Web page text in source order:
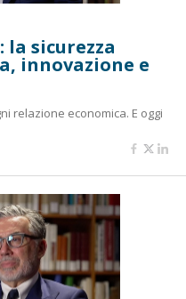
la sicurezza
innovazione e
relazione economica. E oggi